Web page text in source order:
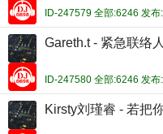
ID-247579 全部:6246 发
Gareth.t - 紧急联络
ID-247580 全部:6246 发
Kirsty刘瑾睿 - 若把